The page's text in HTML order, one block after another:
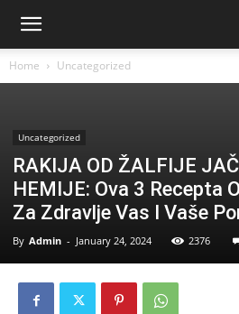
Home Uncategorized
Uncategorized
RAKIJA OD ŽALFIJE
HEMIJE: Ova 3 Recepta
Za Zdravlje Vas I Vaše
By Admin - January 24, 2024 2376